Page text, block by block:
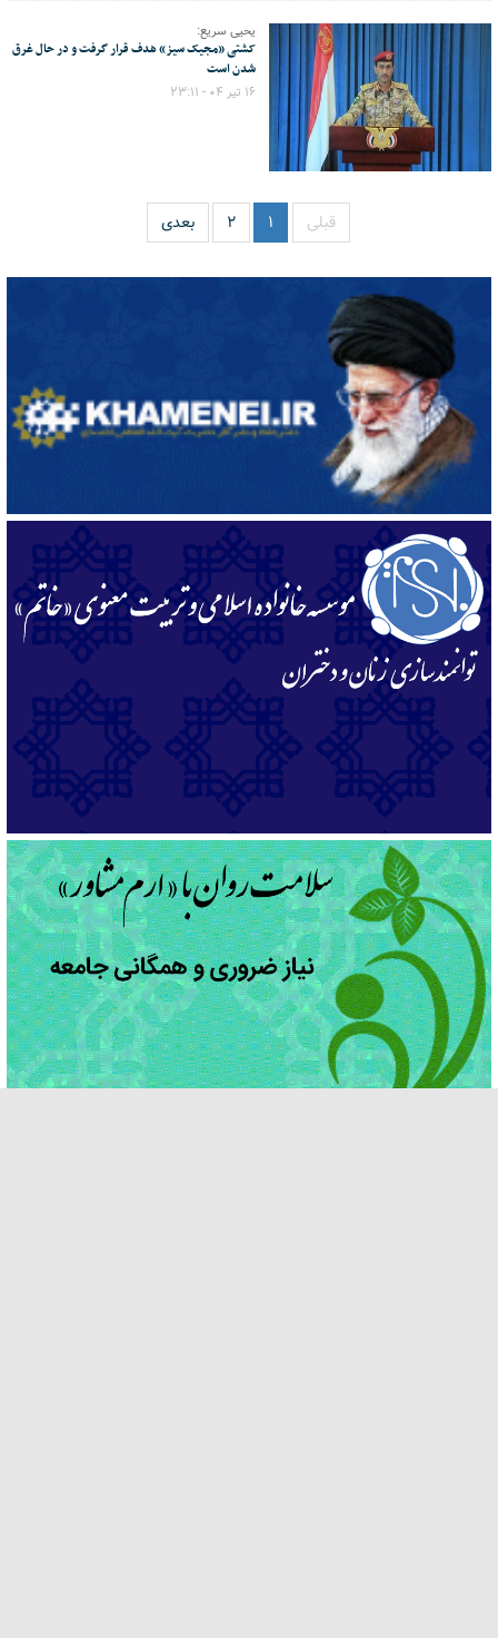
یحیی سریع:
کشتی «مجیک سیز» هدف قرار گرفت و در حال غرق
شدن است
۱۶ تیر ۰۴ - ۲۳:۱۱
قبلی ۱ ۲ بعدی